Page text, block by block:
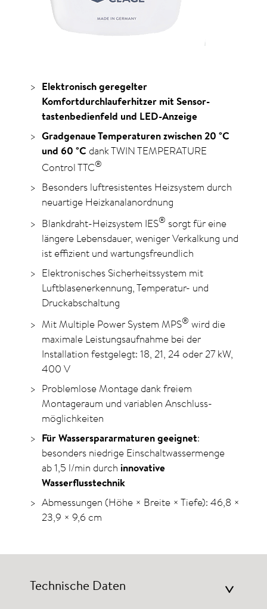
Elektronisch geregelter
Komfortdurchlauferhitzer mit Sensor­
tastenbedienfeld und LED-Anzeige
Gradgenaue Temperaturen zwischen 20 °C
und 60 °C dank TWIN TEMPERATURE
Control TTC®
Besonders luftresistentes Heizsystem durch
neuartige Heizkanalanordnung
Blankdraht-Heizsystem IES® sorgt für eine
längere Lebensdauer, weniger Verkalkung und
ist effizient und wartungsfreundlich
Elektronisches Sicherheitssystem mit
Luftblasen­erkennung, Temperatur- und
Druckabschaltung
Mit Multiple Power System MPS® wird die
maximale Leistungs­aufnahme bei der
Installation fest­gelegt: 18, 21, 24 oder27 kW,
400 V
Problemlose Montage dank ­freiem
Montageraum und variablen Anschluss­
möglichkeiten
Für Wasserspararmaturen geeignet:
besonders niedrige Einschaltwassermenge
ab 1,5 l/min durch innovative
Wasserflusstechnik
Abmessungen (Höhe × Breite × Tiefe): 46,8 ×
23,9 × 9,6 cm
Technische Daten >